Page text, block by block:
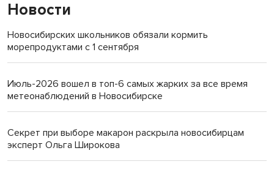
Новости
Новосибирских школьников обязали кормить
морепродуктами с 1 сентября
Июль-2026 вошел в топ-6 самых жарких за все время
метеонаблюдений в Новосибирске
Секрет при выборе макарон раскрыла новосибирцам
эксперт Ольга Широкова